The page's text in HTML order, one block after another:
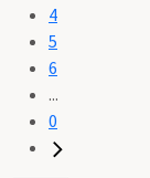
4
5
6
...
0